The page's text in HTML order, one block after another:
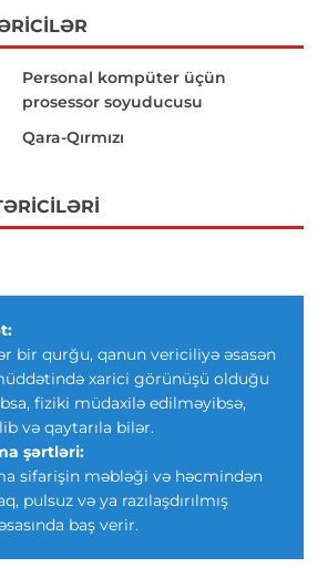
Personal kompüter üçün
prosessor soyuducusu
Qara-Qırmızı
bir qurğu, qanun vericiliyə əsasən
xarici görünüşü olduğu
fiziki müdaxilə edilməyibsə,
və qaytarıla bilər.
şərtləri:
sifarişin məbləği və həcmindən
pulsuz və ya razılaşdırılmış
baş verir.